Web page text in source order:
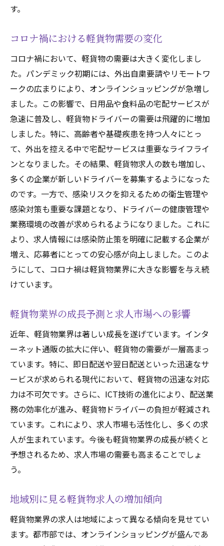
給与や待遇条件のチェックポイント
勤務時間と休日についての確認
福利厚生や保険の内容を把握する
契約内容と雇用形態の確認
軽貨物車両の所有・レンタル条件
軽貨物求人市場の現状と今後の展望
現在の軽貨物求人市場の動向
業界の主要プレイヤーとその特徴
軽貨物ドライバーの需要予測
新技術が軽貨物業界にもたらす影響
政府規制や政策の変化とその影響
軽貨物業界の将来展望
す。
コロナ禍における軽貨物需要の変化
コロナ禍において、軽貨物の需要は大きく変化しまし
た。パンデミック初期には、外出自粛要請やリモートワ
ークの広まりにより、オンラインショッピングが急増し
ました。この影響で、日用品や食料品の宅配サービスが
急速に普及し、軽貨物ドライバーの需要は飛躍的に増加
しました。特に、高齢者や基礎疾患を持つ人々にとっ
て、外出を控える中で宅配サービスは重要なライフライ
ンとなりました。その結果、軽貨物求人の数も増加し、
多くの企業が新しいドライバーを募集するようになった
のです。一方で、感染リスクを抑えるための衛生管理や
感染対策も重要な課題となり、ドライバーの健康管理や
業務環境の改善が求められるようになりました。これに
より、求人情報には感染防止策を明確に記載する企業が
増え、応募者にとっての安心感が向上しました。このよ
うにして、コロナ禍は軽貨物業界に大きな影響を与え続
けています。
軽貨物業界の成長予測と求人市場への影響
近年、軽貨物業界は著しい成長を遂げています。インタ
ーネット通販の拡大に伴い、軽貨物の需要が一層高まっ
ています。特に、即日配送や翌日配送といった迅速なサ
ービスが求められる現代において、軽貨物の迅速な対応
力は不可欠です。さらに、ICT技術の進化により、配送業
務の効率化が進み、軽貨物ドライバーの負担が軽減され
ています。これにより、求人市場も活性化し、多くの求
人が生まれています。今後も軽貨物業界の成長が続くと
予想されるため、求人市場の需要も高まることでしょ
う。
地域別に見る軽貨物求人の増加傾向
軽貨物業界の求人は地域によって異なる傾向を見せてい
ます。都市部では、オンラインショッピングが盛んであ